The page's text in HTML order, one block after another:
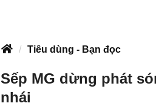
Tiêu dùng - Bạn đọc
Sếp MG dừng phát
nhái